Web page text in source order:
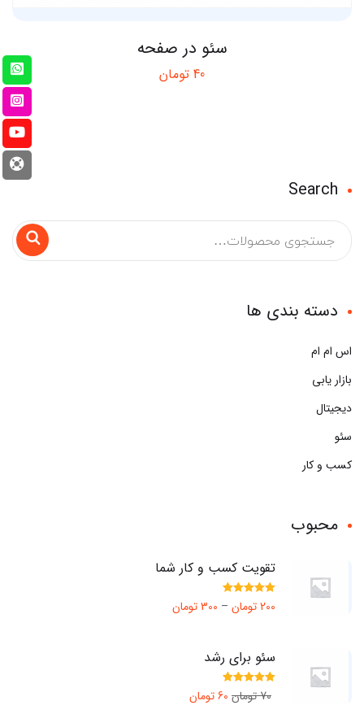
سئو در صفحه
40 تومان
Search
دسته بندی ها
اس ام ام
بازار یابی
دیجیتال
سئو
کسب و کار
محبوب
تقویت کسب و کار شما
Rated 5.00
out of 5
200تومان –
300تومان
سئو برای رشد
Rated 5.00
out of 5
70تومان 60تومان